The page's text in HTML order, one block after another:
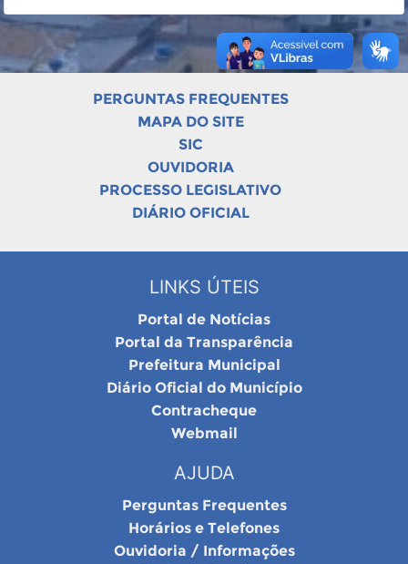
PERGUNTAS FREQUENTES
MAPA DO SITE
SIC
OUVIDORIA
PROCESSO LEGISLATIVO
DIÁRIO OFICIAL
LINKS ÚTEIS
Portal de Notícias
Portal da Transparência
Prefeitura Municipal
Diário Oficial do Município
Contracheque
Webmail
AJUDA
Perguntas Frequentes
Horários e Telefones
Ouvidoria / Informações